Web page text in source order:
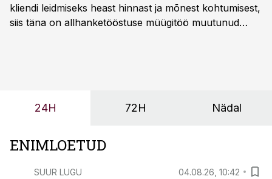
kliendi leidmiseks heast hinnast ja mõnest kohtumisest,
siis täna on allhanketööstuse müügitöö muutunud
24H 72H Nädal
ENIMLOETUD
SUUR LUGU 04.08.26, 10:42